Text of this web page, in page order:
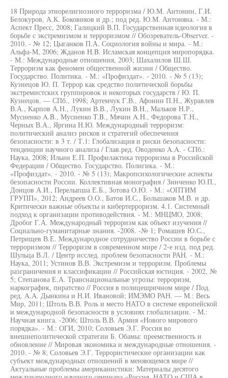
18 Природа этнорелигиозного терроризма / Ю.М. Антонин, Г.И.
Белокуров, А.К. Боковиков и др.; под ред. Ю.М. Антоняна. - М.:
Аспект Пресс, 2008; Галицкий В.П. Государственная идеология в
борьбе с экстремизмом и терроризмом // Обозреватель-Observer. -
2010. - № 12; Цыганков П.А. Социология войны и мира. - М.:
Альфа-М, 2006; Жданов H.B. Исламская концепция миропорядка.
- М.: Международные отношения, 2003; Шахалилов Ш.Ш.
Терроризм как феномен общественной жизни / Общество.
Государство. Политика. - М.: «Профиздат». - 2010. - № 5 (13);
Кузнецов Ю. П. Террор как средство политической борьбы
экстремистских группировок и некоторых государств / Ю. П.
Кузнецов. — СПб., 1998; Артемчук Г.В., Афонин П.Н., Журавлев
В.А., Карпов А.Н., Лукин В.В., Лукин B.H., Мальков Н.Р.,
Мусиенко A.B., Мусиенко T.B., Мячин A.H., Федорова Т.Н.,
Черных В.А., Яргина Н.Ю. Международный терроризм:
политический анализ рисков и стратегий обеспечения
безопасности: в 3 т. / Т.1: Глобализация и риски безопасности:
тенденции научного анализа / Глав.ред. Оводенко A.A. - СПб.:
Наука, 2008; Ильин Е.П. Профилактика терроризма в Российской
Федерации / Общество. Государство. Полигика. - М.:
«Профиздат». - 2010. - № 5 (13); Макропсихологические аспекты
безопасности России. Коллективная монография / Зинченко Ю.П.,
Донцов А.И., Перелыпша Е.Б., Зотова О.Ю. - М.: «ОПТИМ
ГРУПП», 2012; Андреев О.О., Батов И.С., Большаков М.В. и др.
Критически важные объекты и кибертерроризм. 4.1. Системный
подход к организации противодействия. - М.: МНЦМО, 2008;
Дробог Г.А. Международный терроризм как объект изучения //
Социально-гуманитарные знания. -2008. -№ 1; Ромашев Ю.С.,
Петрищев В.Е. Международное сотрудничество России в борьбе с
терроризмом // Терроризм в современном мире / 2-е изд. под ред.
Шульца В.Л. / Центр исслед. проблем безопасности РАН. - М.:
Наука, 2011; Устинов В.В. Экстремизм и терроризм. Проблемы
разграничения и классификации // Российская юстиция. - 2002, №
5; Степанова Е.А. Транснациональные угрозы: терроризм,
наркографик, пиратство // Россия в полицешричном мире / Под.
ред. A.A. Дынкина и Н.И. Ивановой; ИМЭМО РАН. — М.: Весь
Мир, 2011; Штоль В.В. Роль и место НАТО в системе европейской
и международной безопасности в условиях глобализации. - М.:
Научная книга. -2006; Штоль В.В. Армия «Нового мирового
порядка». - М.: ОГИ, 2010; Соловьев Э.Г. Россия во
внешнеполитической стратегии Б. Обамы: преемственность и
обновление // Мировая экономика и международные отношения. -
2010. - № 8; Соловьев Э.Г. Террористические организации как
субъект международных отношений в меняющемся мире //
Актуальные проблемы американистики: Материалы десятого